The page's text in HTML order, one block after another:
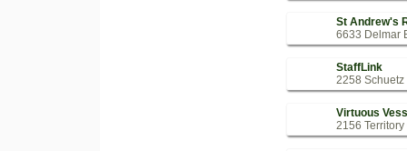
St Andrew's
6633 Delmar
StaffLink
2258 Schuetz
Virtuous
2156